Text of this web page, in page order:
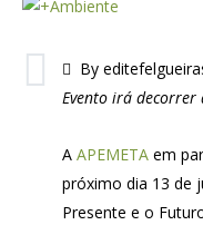
By
Evento irá
AAPEMETA em
próximo dia 13 de
Presente e o